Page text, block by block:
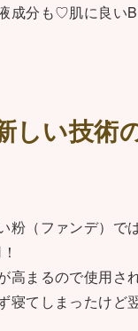
成分も♡肌に良い
しい技術
粉（ファンデ）で
高まるので使用さ
寝てしまったけど